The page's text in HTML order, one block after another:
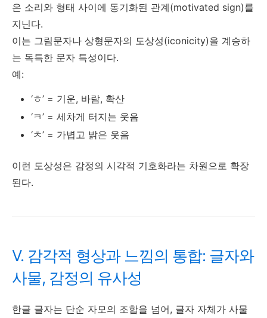
은 소리와 형태 사이에 동기화된 관계(motivated sign)를
지닌다.
이는 그림문자나 상형문자의 도상성(iconicity)을 계승하
는 독특한 문자 특성이다.
예:
‘ㅎ’ = 기운, 바람, 확산
‘ㅋ’ = 세차게 터지는 웃음
‘ㅊ’ = 가볍고 밝은 웃음
이런 도상성은 감정의 시각적 기호화라는 차원으로 확장
된다.
V. 감각적 형상과 느낌의 통합: 글자와
사물, 감정의 유사성
한글 글자는 단순 자모의 조합을 넘어, 글자 자체가 사물